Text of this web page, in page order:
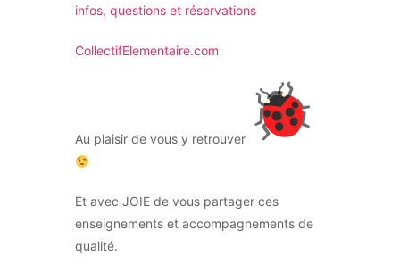
infos, questions et réservations
CollectifElementaire.com
Au plaisir de vous y retrouver
Et avec JOIE de vous partager ces
enseignements et accompagnements de
qualité.